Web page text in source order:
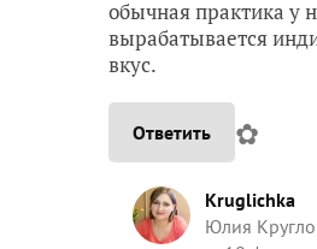
обычная практика у
вырабатывается
вкус.
Ответить ✿
Kruglichka
Юлия